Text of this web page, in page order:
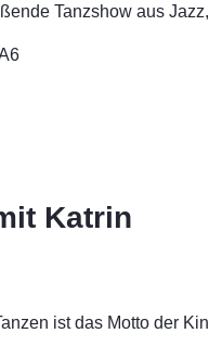
Tanzshow aus
Katrin
ist das Motto der